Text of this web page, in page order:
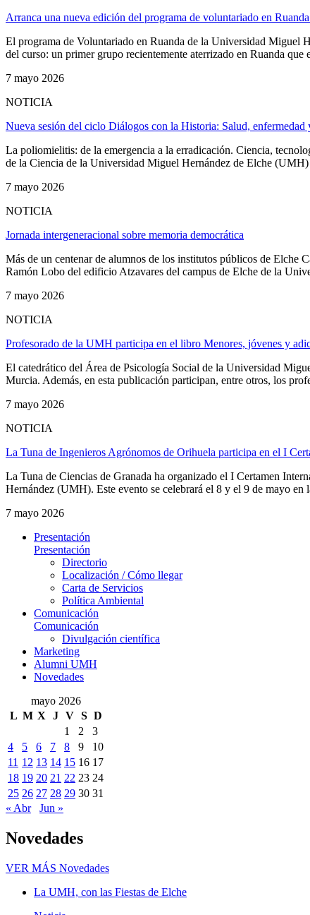
Arranca una nueva edición del programa de voluntariado en
El programa de Voluntariado en Ruanda de la Universidad Miguel
del curso: un primer grupo recientemente aterrizado en Ruanda
7 mayo 2026
NOTICIA
Nueva sesión del ciclo Diálogos con la Historia: Salud, enfermedad
La poliomielitis: de la emergencia a la erradicación. Ciencia,
de la Ciencia de la Universidad Miguel Hernández de Elche
7 mayo 2026
NOTICIA
Jornada intergeneracional sobre memoria democrática
Más de un centenar de alumnos de los institutos públicos de Elche
Ramón Lobo del edificio Atzavares del campus de Elche de la
7 mayo 2026
NOTICIA
Profesorado de la UMH participa en el libro Menores, jóvenes y
El catedrático del Área de Psicología Social de la Universidad
Murcia. Además, en esta publicación participan, entre otros, los
7 mayo 2026
NOTICIA
La Tuna de Ingenieros Agrónomos de Orihuela participa en el I
La Tuna de Ciencias de Granada ha organizado el I Certamen
Hernández (UMH). Este evento se celebrará el 8 y el 9 de mayo
7 mayo 2026
Presentación
Presentación
Directorio
Localización / Cómo llegar
Carta de Servicios
Política Ambiental
Comunicación
Comunicación
Divulgación científica
Marketing
Alumni UMH
Novedades
mayo 2026
L M X J V S D
1
2
3
4
5 6 7 8 9
10
11 12 13 14 15 16 17
18 19 20 21 22 23 24
25 26 27 28 29 30 31
« Abr
Jun »
Novedades
VER MÁS Novedades
La UMH, con las Fiestas de Elche